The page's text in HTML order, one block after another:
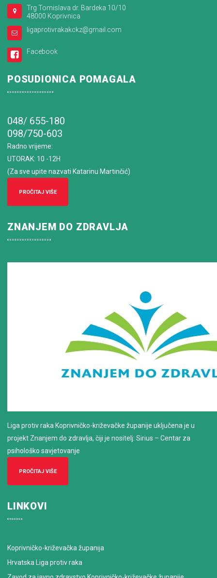
Trg Tomislava dr. Bardeka 10/10
48000 Koprivnica
ligaprotivrakakckz@gmail.com
Facebook
POSUDIONICA POMAGALA
048/ 655-180
098/750-603
Radno vrijeme:
UTORAK: 10 -12H
(Za sve upite nazvati Katarinu Martinčić)
PROČITAJ VIŠE
ZNANJEM DO ZDRAVLJA
Liga protiv raka Koprivničko-križevačke županije uključena je u
projekt Znanjem do zdravlja, čiji je nositelj: Sirius – Centar za
psihološko savjetovanje
PROČITAJ VIŠE
LINKOVI
Koprivničko-križevačka županija
Hrvatska Liga protiv raka